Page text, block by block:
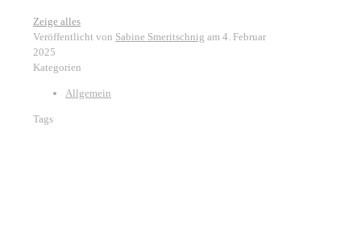
Zeige alles
Veröffentlicht von Sabine Smeritschnig am 4. Februar
2025
Kategorien
Allgemein
Tags